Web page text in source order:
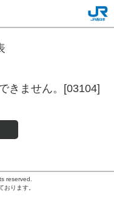
きません。[03104]
reserved.
おります。